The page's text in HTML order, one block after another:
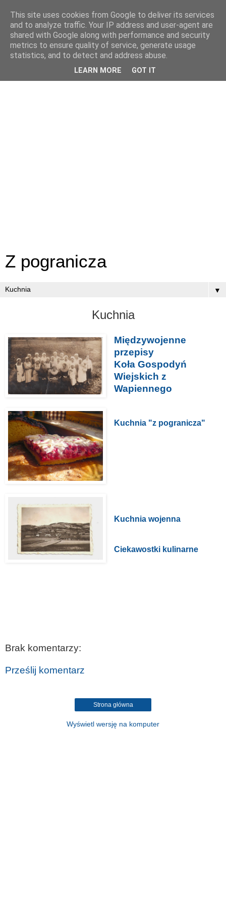
Z pogranicza
▼
Kuchnia
Międzywojenne
przepisy
Koła Gospodyń
Wiejskich z
Wapiennego
Kuchnia "z pogranicza"
Kuchnia wojenna
Ciekawostki kulinarne
Brak komentarzy:
Prześlij komentarz
Strona główna
Wyświetl wersję na komputer
This site uses cookies from Google to deliver its services
and to analyze traffic. Your IP address and user-agent are
shared with Google along with performance and security
metrics to ensure quality of service, generate usage
statistics, and to detect and address abuse.
LEARN MORE GOT IT